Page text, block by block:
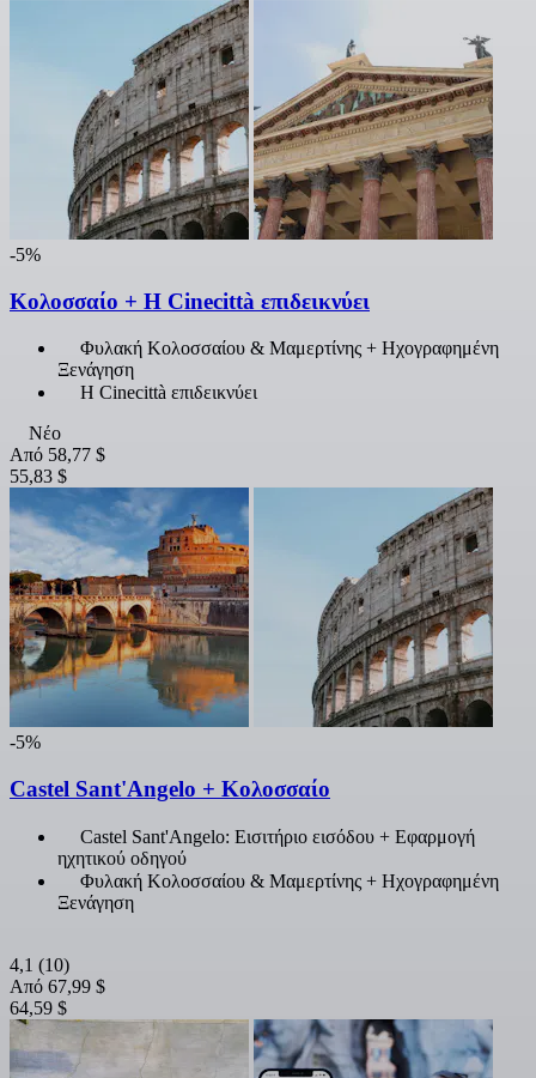
-5%
Κολοσσαίο + Η Cinecittà επιδεικνύει
Φυλακή Κολοσσαίου & Μαμερτίνης + Ηχογραφημένη
Ξενάγηση
Η Cinecittà επιδεικνύει
Νέο
Από 58,77 $
55,83 $
-5%
Castel Sant'Angelo + Κολοσσαίο
Castel Sant'Angelo: Εισιτήριο εισόδου + Εφαρμογή
ηχητικού οδηγού
Φυλακή Κολοσσαίου & Μαμερτίνης + Ηχογραφημένη
Ξενάγηση
4,1 (10)
Από 67,99 $
64,59 $